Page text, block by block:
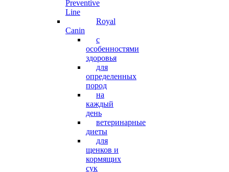
Preventive
Line
Royal
Canin
с
особенностями
здоровья
для
определенных
пород
на
каждый
день
ветеринарные
диеты
для
щенков и
кормящих
сук